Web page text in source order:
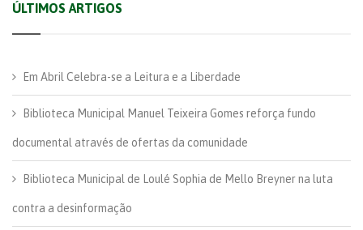
ÚLTIMOS ARTIGOS
Em Abril Celebra-se a Leitura e a Liberdade
Biblioteca Municipal Manuel Teixeira Gomes reforça fundo
documental através de ofertas da comunidade
Biblioteca Municipal de Loulé Sophia de Mello Breyner na luta
contra a desinformação